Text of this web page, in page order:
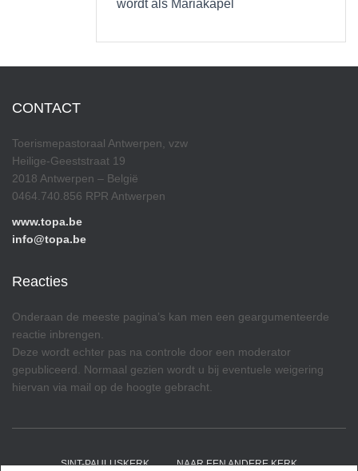
wordt als Mariakapel
CONTACT
Toerismepastoraal Antwerpen, vzw
Heilige-Geeststraat 19
2018 Antwerpen – België
0464.740.856 RPR Antwerpen
www.topa.be
info@topa.be
Reacties
Onderaan de meeste pagina’s kan men een geargumenteerde
reactie inbrengen.
Deze wordt echter pas na controle door een moderator
gepubliceerd. Normaal gezien wordt u bij eventuele weigering
hiervan via mail op de hoogte gebracht.
SINT-PAULUSKERK NAAR EEN ANDERE KERK